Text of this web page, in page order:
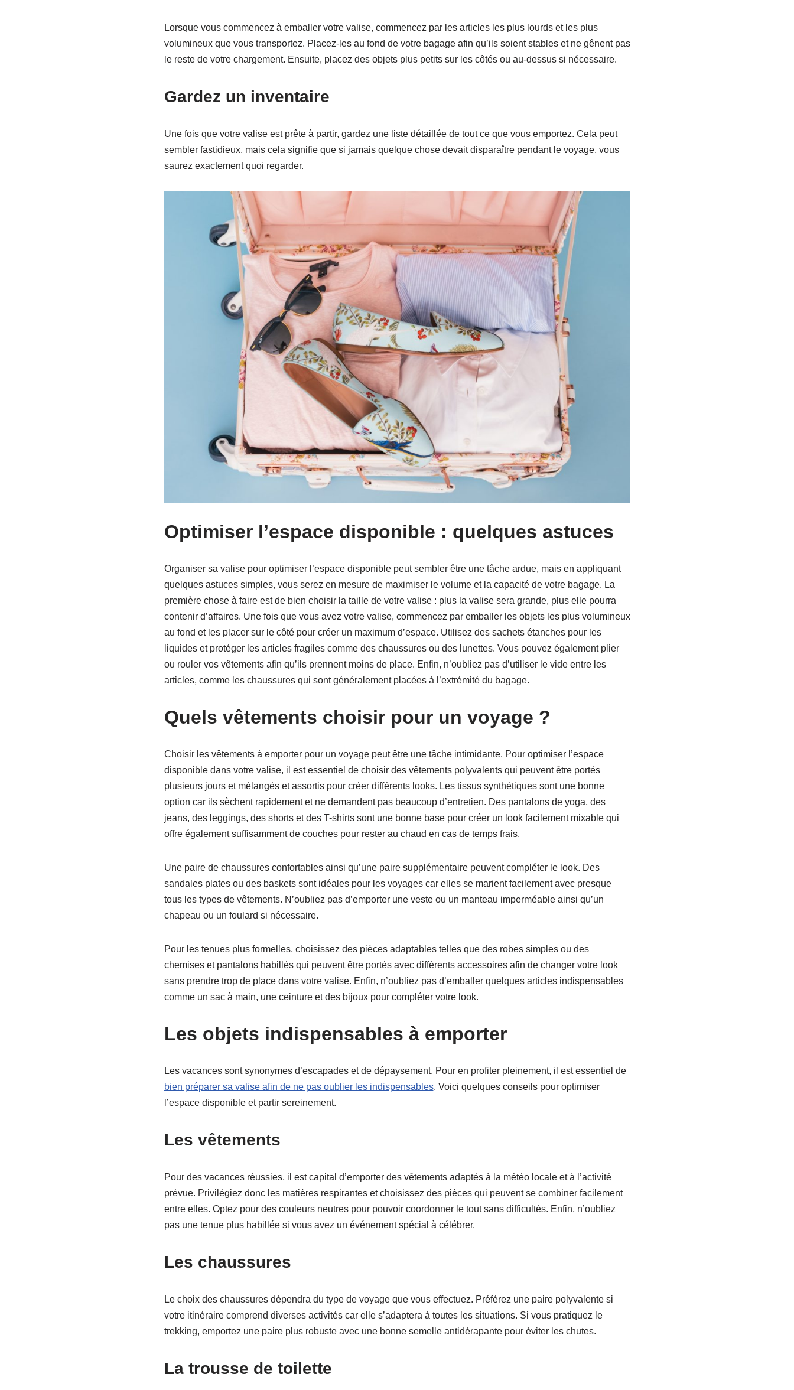
Lorsque vous commencez à emballer votre valise, commencez par les articles les plus lourds et les plus
volumineux que vous transportez. Placez-les au fond de votre bagage afin qu’ils soient stables et ne gênent pas
le reste de votre chargement. Ensuite, placez des objets plus petits sur les côtés ou au-dessus si nécessaire.
Gardez un inventaire
Une fois que votre valise est prête à partir, gardez une liste détaillée de tout ce que vous emportez. Cela peut
sembler fastidieux, mais cela signifie que si jamais quelque chose devait disparaître pendant le voyage, vous
saurez exactement quoi regarder.
Optimiser l’espace disponible : quelques astuces
Organiser sa valise pour optimiser l’espace disponible peut sembler être une tâche ardue, mais en appliquant
quelques astuces simples, vous serez en mesure de maximiser le volume et la capacité de votre bagage. La
première chose à faire est de bien choisir la taille de votre valise : plus la valise sera grande, plus elle pourra
contenir d’affaires. Une fois que vous avez votre valise, commencez par emballer les objets les plus volumineux
au fond et les placer sur le côté pour créer un maximum d’espace. Utilisez des sachets étanches pour les
liquides et protéger les articles fragiles comme des chaussures ou des lunettes. Vous pouvez également plier
ou rouler vos vêtements afin qu’ils prennent moins de place. Enfin, n’oubliez pas d’utiliser le vide entre les
articles, comme les chaussures qui sont généralement placées à l’extrémité du bagage.
Quels vêtements choisir pour un voyage ?
Choisir les vêtements à emporter pour un voyage peut être une tâche intimidante. Pour optimiser l’espace
disponible dans votre valise, il est essentiel de choisir des vêtements polyvalents qui peuvent être portés
plusieurs jours et mélangés et assortis pour créer différents looks. Les tissus synthétiques sont une bonne
option car ils sèchent rapidement et ne demandent pas beaucoup d’entretien. Des pantalons de yoga, des
jeans, des leggings, des shorts et des T-shirts sont une bonne base pour créer un look facilement mixable qui
offre également suffisamment de couches pour rester au chaud en cas de temps frais.
Une paire de chaussures confortables ainsi qu’une paire supplémentaire peuvent compléter le look. Des
sandales plates ou des baskets sont idéales pour les voyages car elles se marient facilement avec presque
tous les types de vêtements. N’oubliez pas d’emporter une veste ou un manteau imperméable ainsi qu’un
chapeau ou un foulard si nécessaire.
Pour les tenues plus formelles, choisissez des pièces adaptables telles que des robes simples ou des
chemises et pantalons habillés qui peuvent être portés avec différents accessoires afin de changer votre look
sans prendre trop de place dans votre valise. Enfin, n’oubliez pas d’emballer quelques articles indispensables
comme un sac à main, une ceinture et des bijoux pour compléter votre look.
Les objets indispensables à emporter
Les vacances sont synonymes d’escapades et de dépaysement. Pour en profiter pleinement, il est essentiel de
bien préparer sa valise afin de ne pas oublier les indispensables. Voici quelques conseils pour optimiser
l’espace disponible et partir sereinement.
Les vêtements
Pour des vacances réussies, il est capital d’emporter des vêtements adaptés à la météo locale et à l’activité
prévue. Privilégiez donc les matières respirantes et choisissez des pièces qui peuvent se combiner facilement
entre elles. Optez pour des couleurs neutres pour pouvoir coordonner le tout sans difficultés. Enfin, n’oubliez
pas une tenue plus habillée si vous avez un événement spécial à célébrer.
Les chaussures
Le choix des chaussures dépendra du type de voyage que vous effectuez. Préférez une paire polyvalente si
votre itinéraire comprend diverses activités car elle s’adaptera à toutes les situations. Si vous pratiquez le
trekking, emportez une paire plus robuste avec une bonne semelle antidérapante pour éviter les chutes.
La trousse de toilette